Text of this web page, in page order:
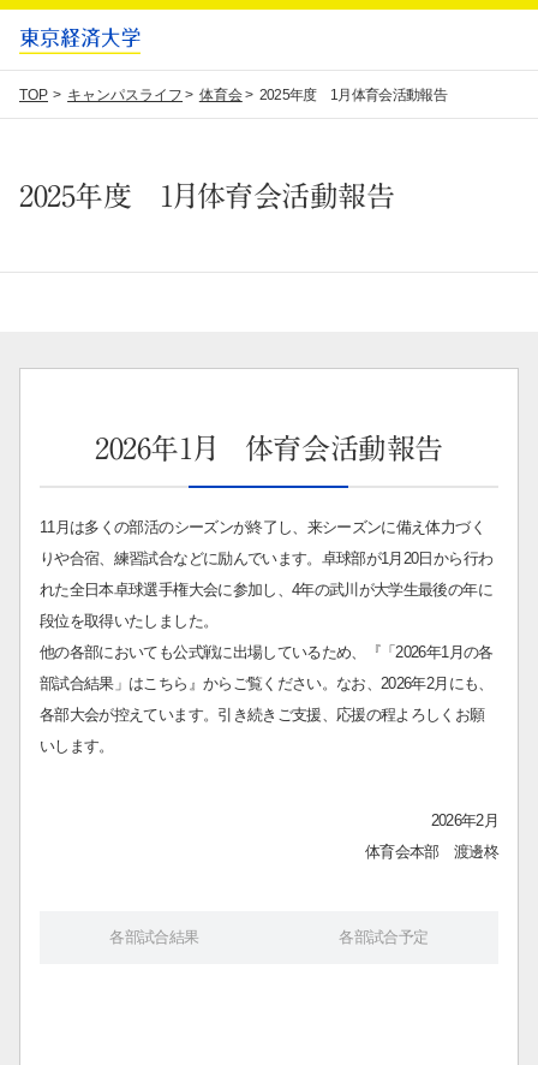
TOP キャンパスライフ 体育会 2025年度 1月体育会活動報告
2025年度 1月体育会活動報告
2026年1月 体育会活動報告
11月は多くの部活のシーズンが終了し、来シーズンに備え体力づく
りや合宿、練習試合などに励んでいます。卓球部が1月20日から行わ
れた全日本卓球選手権大会に参加し、4年の武川が大学生最後の年に
段位を取得いたしました。
他の各部においても公式戦に出場しているため、『「2026年1月の各
部試合結果」はこちら』からご覧ください。なお、2026年2月にも、
各部大会が控えています。引き続きご支援、応援の程よろしくお願
いします。
2026年2月
体育会本部 渡邊柊
各部試合結果 各部試合予定